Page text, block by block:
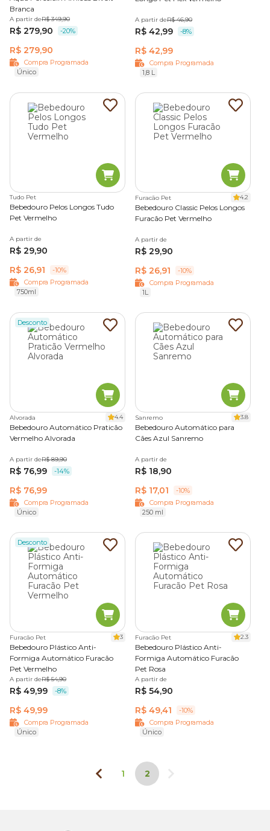
Branca
A partir deR$ 349,90
R$ 279,90 -20%
R$ 279,90
Compra Programada
Único
A partir deR$ 46,90
R$ 42,99 -8%
R$ 42,99
Compra Programada
1,8 L
Tudo Pet
Bebedouro Pelos Longos Tudo
Pet Vermelho
A partir de
R$ 29,90
R$ 26,91
-10%
Compra Programada
750ml
Furacão Pet 4.2
Bebedouro Classic Pelos Longos
Furacão Pet Vermelho
A partir de
R$ 29,90
R$ 26,91
-10%
Compra Programada
1L
Desconto
Alvorada 4.4
Bebedouro Automático Praticão
Vermelho Alvorada
A partir deR$ 89,90
R$ 76,99 -14%
R$ 76,99
Compra Programada
Único
Sanremo 3.8
Bebedouro Automático para
Cães Azul Sanremo
A partir de
R$ 18,90
R$ 17,01
-10%
Compra Programada
250 ml
Desconto
Furacão Pet 3
Bebedouro Plástico Anti-
Formiga Automático Furacão
Pet Vermelho
A partir deR$ 54,90
R$ 49,99 -8%
R$ 49,99
Compra Programada
Único
Furacão Pet 2.3
Bebedouro Plástico Anti-
Formiga Automático Furacão
Pet Rosa
A partir de
R$ 54,90
R$ 49,41
-10%
Compra Programada
Único
1 2